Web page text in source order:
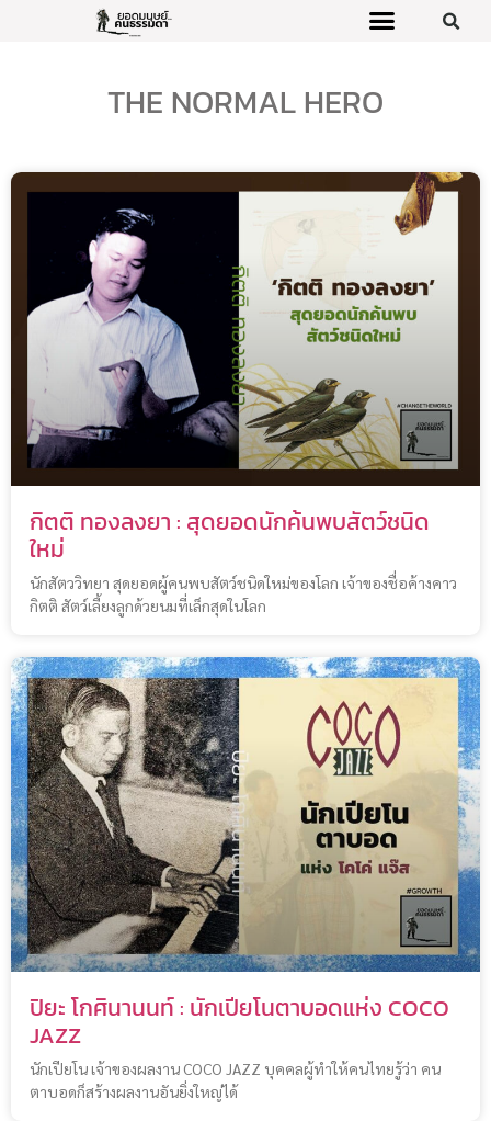
THE NORMAL HERO
กิตติ ทองลงยา : สุดยอดนักค้นพบสัตว์ชนิด
ใหม่
นักสัตววิทยา สุดยอดผู้คนพบสัตว์ชนิดใหม่ของโลก เจ้าของชื่อค้างคาว
กิตติ สัตว์เลี้ยงลูกด้วยนมที่เล็กสุดในโลก
ปิยะ โกศินานนท์ : นักเปียโนตาบอดแห่ง COCO
JAZZ
นักเปียโน เจ้าของผลงาน COCO JAZZ บุคคลผู้ทำให้คนไทยรู้ว่า คน
ตาบอดก็สร้างผลงานอันยิ่งใหญ่ได้